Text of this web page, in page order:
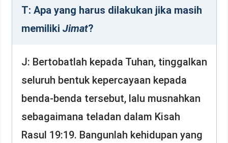
T: Apa yang harus dilakukan jika masih
memiliki Jimat?
J: Bertobatlah kepada Tuhan, tinggalkan
seluruh bentuk kepercayaan kepada
benda-benda tersebut, lalu musnahkan
sebagaimana teladan dalam Kisah
Rasul 19:19. Bangunlah kehidupan yang